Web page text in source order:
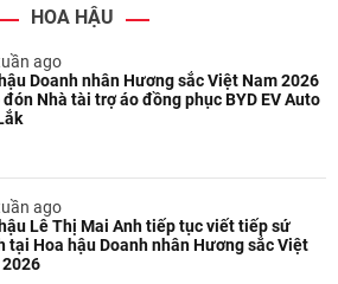
HOA HẬU
ago
Doanh nhân Hương sắc Việt Nam 2026
đón Nhà tài trợ áo đồng phục BYD EV Auto
ago
Lê Thị Mai Anh tiếp tục viết tiếp sứ
tại Hoa hậu Doanh nhân Hương sắc Việt